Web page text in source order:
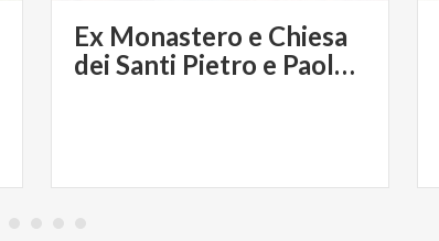
Ex Monastero e Chiesa
dei Santi Pietro e Paolo di Brugora